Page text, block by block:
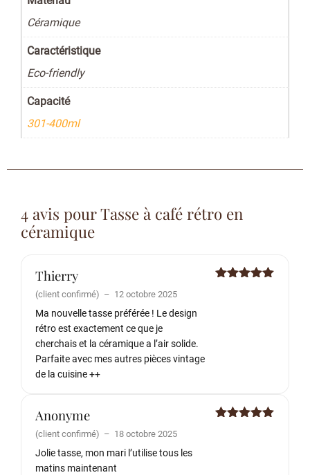
Céramique
Caractéristique
Eco-friendly
Capacité
301-400ml
4 avis pourTasse à café rétro en
céramique
Thierry
(client confirmé) – 12 octobre 2025
Ma nouvelle tasse préférée ! Le design
rétro est exactement ce que je
cherchais et la céramique a l’air solide.
Parfaite avec mes autres pièces vintage
de la cuisine ++
Anonyme
(client confirmé) – 18 octobre 2025
Jolie tasse, mon mari l’utilise tous les
matins maintenant